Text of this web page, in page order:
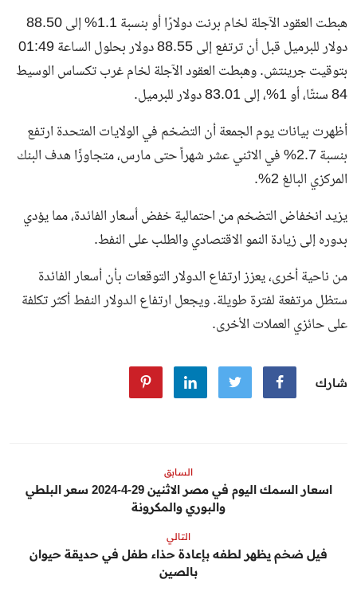
هبطت العقود الآجلة لخام برنت دولارًا أو بنسبة 1.1% إلى 88.50
دولار للبرميل قبل أن ترتفع إلى 88.55 دولار بحلول الساعة 01:49
بتوقيت جرينتش. وهبطت العقود الآجلة لخام غرب تكساس الوسيط
84 سنتًا، أو 1%، إلى 83.01 دولار للبرميل.
أظهرت بيانات يوم الجمعة أن التضخم في الولايات المتحدة ارتفع
بنسبة 2.7% في الاثني عشر شهراً حتى مارس، متجاوزًا هدف البنك
المركزي البالغ 2%.
يزيد انخفاض التضخم من احتمالية خفض أسعار الفائدة، مما يؤدي
بدوره إلى زيادة النمو الاقتصادي والطلب على النفط.
من ناحية أخرى، يعزز ارتفاع الدولار التوقعات بأن أسعار الفائدة
ستظل مرتفعة لفترة طويلة. ويجعل ارتفاع الدولار النفط أكثر تكلفة
على حائزي العملات الأخرى.
شارك
السابق
اسعار السمك اليوم في مصر الاثنين 29-4-2024 سعر البلطي
والبوري والمكرونة
التالي
فيل ضخم يظهر لطفه بإعادة حذاء طفل في حديقة حيوان
بالصين